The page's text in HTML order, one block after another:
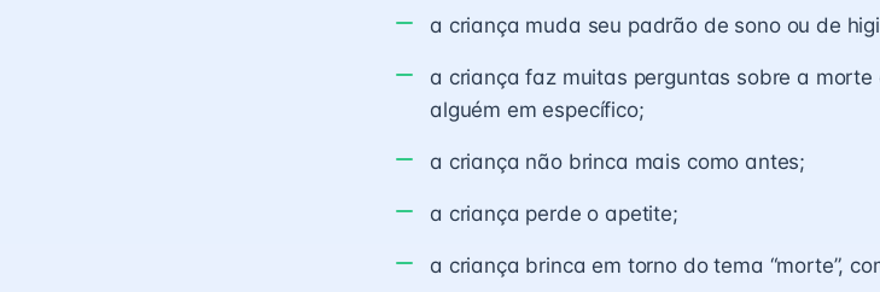
a criança muda seu padrão de sonoou de
a criança faz muitas perguntas sobre a
alguém em específico;
a criança não brinca mais como antes;
a criança perde o apetite;
a criança brinca em torno do tema “morte”,